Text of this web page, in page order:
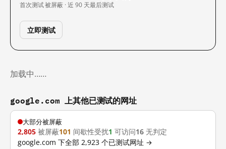
首次测试被屏蔽 · 近 90 天最后测试
立即测试
加载中……
google.com 上其他已测试的网址
大部分被屏蔽
2,805 被屏蔽101 间歇性受扰1 可访问16 无判定
google.com 下全部 2,923 个已测试网址 →